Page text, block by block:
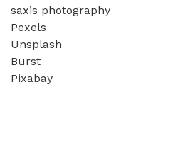
saxis photography
Pexels
Unsplash
Burst
Pixabay